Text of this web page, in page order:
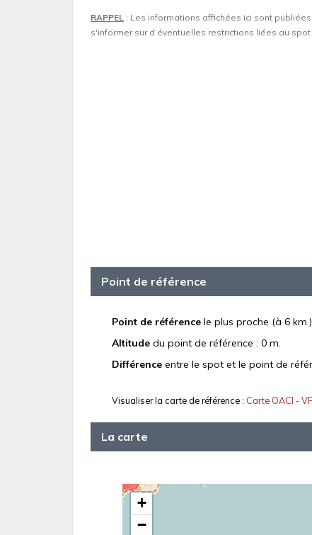
RAPPEL : Les informations affichées ici sont
s'informer sur d’éventuelles restrictions liées au
Point de référence
Point de référence le plus proche (à 6
Altitude du point de référence : 0 m.
Différence entre le spot et le point de
Visualiser la carte de référence : Carte OACI -
La carte